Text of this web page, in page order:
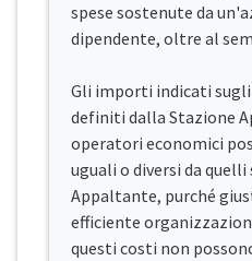
spese sostenute da
dipendente, oltre al
Gli importi indicati
definiti dalla Stazione
operatori economici
uguali o diversi da
Appaltante, purché
efficiente
questi costi non